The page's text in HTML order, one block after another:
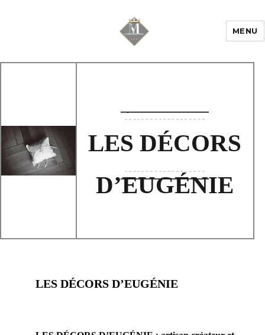
MENU
LES DÉCORS
D’EUGÉNIE
LES DÉCORS D’EUGÉNIE